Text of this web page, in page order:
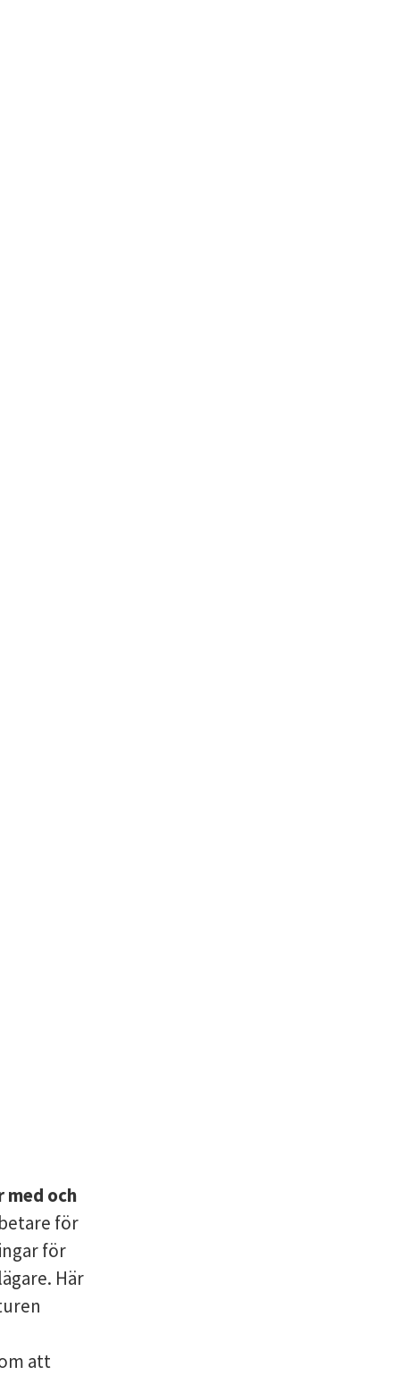
och
för
för
Här
att